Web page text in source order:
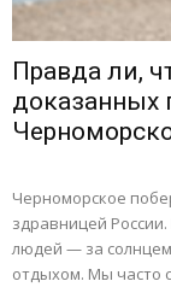
Правда ли,
доказанных
Черноморское
здравницей
людей — за
отдыхом. Мы часто